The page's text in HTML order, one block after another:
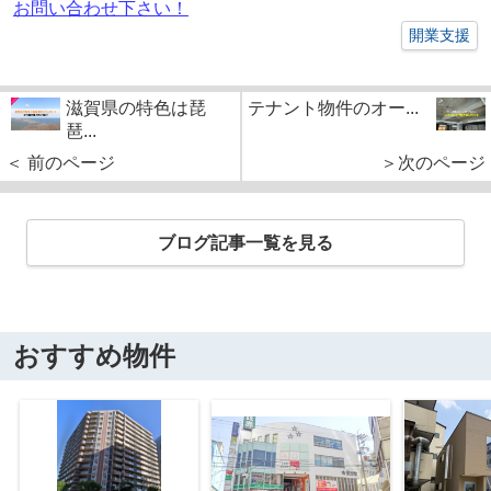
お問い合わせ下さい！
開業支援
滋賀県の特色は琵
琶...
＜ 前のページ
テナント物件のオー...
＞次のページ
ブログ記事一覧を見る
おすすめ物件